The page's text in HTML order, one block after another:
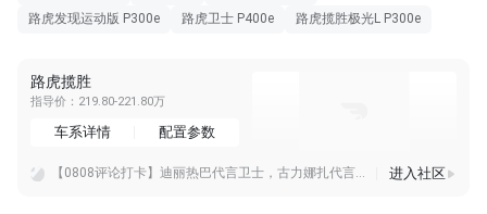
路虎发现运动版 P300e
路虎卫士 P400e 路虎揽胜极光L P300e
路虎揽胜
指导价：219.80-221.80万
车系详情 配置参数
【0808评论打卡】迪丽热巴代言卫士，古力娜扎代言猛士，你关注到了哪一个？迪丽热巴代言卫士、古力娜扎代言猛士，两组代言精准打出差异化定位。卫士走精致豪华越野路线
进入社区